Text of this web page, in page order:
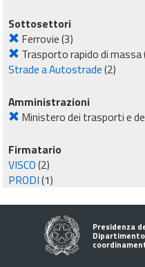
Sottosettori
Ferrovie(3)
Trasporto rapido di massa
Strade a Autostrade(2)
Amministrazioni
Ministero dei trasporti e
Firmatario
VISCO(2)
PRODI(1)
Presidenza